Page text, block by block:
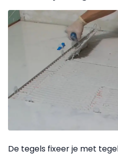
De tegels fixeer je met